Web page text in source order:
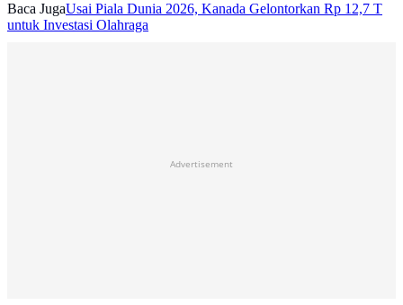
Baca JugaUsai Piala Dunia 2026, Kanada Gelontorkan Rp 12,7 T
untuk Investasi Olahraga
Advertisement